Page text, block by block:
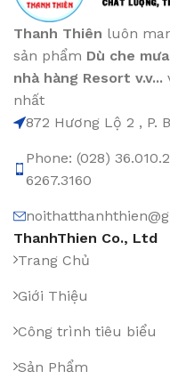
Thanh Thiên luôn
sản phẩm Dù che
nhà hàng Resort v.v...
nhất
872 Hương Lộ 2 , P.
Phone: (028)
6267.3160
ThanhThien Co., Ltd
Trang Chủ
Giới Thiệu
Công trình tiêu biểu
Sản Phẩm